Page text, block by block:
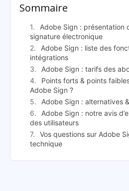
Sommaire
Adobe Sign : présentation
signature électronique
Adobe Sign : liste des
intégrations
Adobe Sign : tarifs des
Points forts & points
Adobe Sign ?
Adobe Sign : alternatives
Adobe Sign : notre avis
des utilisateurs
Vos questions sur Adobe
technique